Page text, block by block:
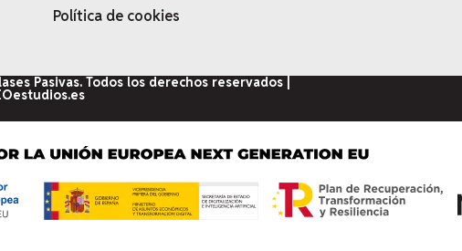
Política de cookies
Pasivas. Todos los derechos reservados |